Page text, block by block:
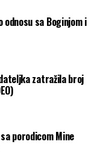
sa Boginjom i
zatražila broj
porodicom Mine